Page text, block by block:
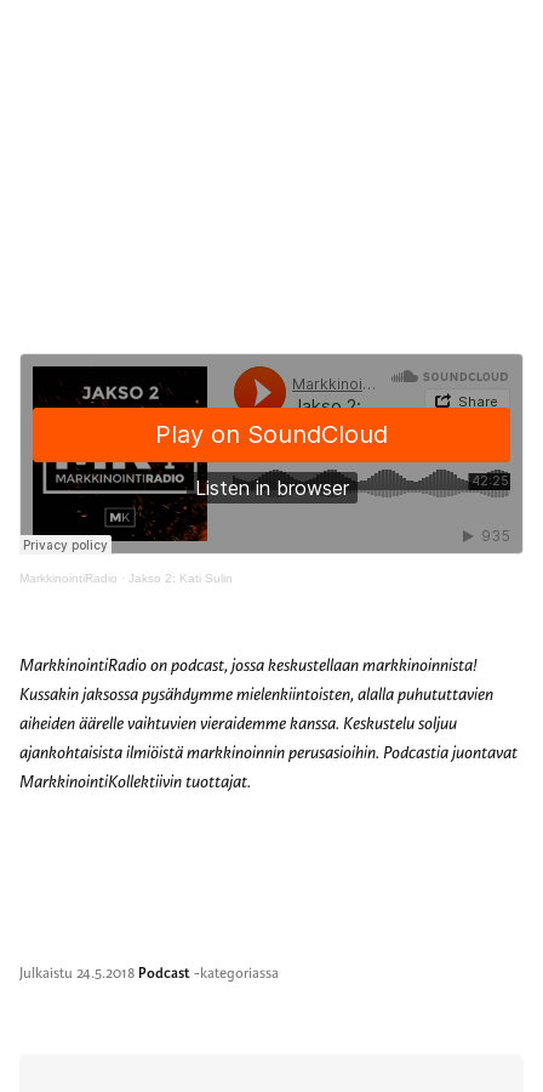
MarkkinointiRadio · Jakso 2: Kati Sulin
MarkkinointiRadio on podcast, jossa keskustellaan markkinoinnista!
Kussakin jaksossa pysähdymme mielenkiintoisten, alalla puhututtavien
aiheiden äärelle vaihtuvien vieraidemme kanssa. Keskustelu soljuu
ajankohtaisista ilmiöistä markkinoinnin perusasioihin. Podcastia juontavat
MarkkinointiKollektiivin tuottajat.
Julkaistu 24.5.2018 Podcast-kategoriassa